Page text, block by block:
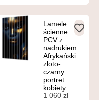
Lamele
ścienne
PCV z
nadrukiem
Afrykański
złoto-
czarny
portret
kobiety
1 060 zł